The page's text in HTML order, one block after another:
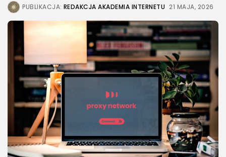
PUBLIKACJA: REDAKCJA AKADEMIA INTERNETU 21 MAJA, 2026